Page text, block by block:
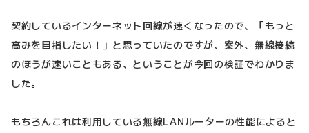
契約しているインターネット回線が速くなったので、「もっと
高みを目指したい！」と思っていたのですが、案外、無線接続
のほうが速いこともある、ということが今回の検証でわかりま
した。
もちろんこれは利用している無線LANルーターの性能によると